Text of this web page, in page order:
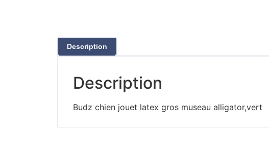
Description
Description
Budz chien jouet latex gros museau alligator,vert